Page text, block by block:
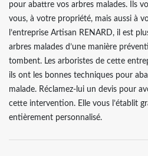
pour abattre vos arbres malades. Ils
vous, à votre propriété, mais aussi à
l’entreprise Artisan RENARD, il est
arbres malades d’une manière
tombent. Les arboristes de cette
ils ont les bonnes techniques pour
malade. Réclamez-lui un devis pour
cette intervention. Elle vous l’établit
entièrement personnalisé.